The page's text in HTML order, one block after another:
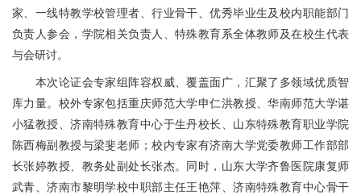
家、一线特教学校管理者、行业骨干、优秀毕业生及校内职能部门
负责人参会，学院相关负责人、特殊教育系全体教师及在校生代表
与会研讨。
本次论证会专家组阵容权威、覆盖面广，汇聚了多领域优质智
库力量。校外专家包括重庆师范大学申仁洪教授、华南师范大学谌
小猛教授、济南特殊教育中心于生丹校长、山东特殊教育职业学院
陈西梅副教授与梁斐老师；校内专家有济南大学党委教师工作部部
长张婷教授、教务处副处长张杰。同时，山东大学齐鲁医院康复师
武青、济南市黎明学校中职部主任王艳萍、济南特殊教育中心骨干